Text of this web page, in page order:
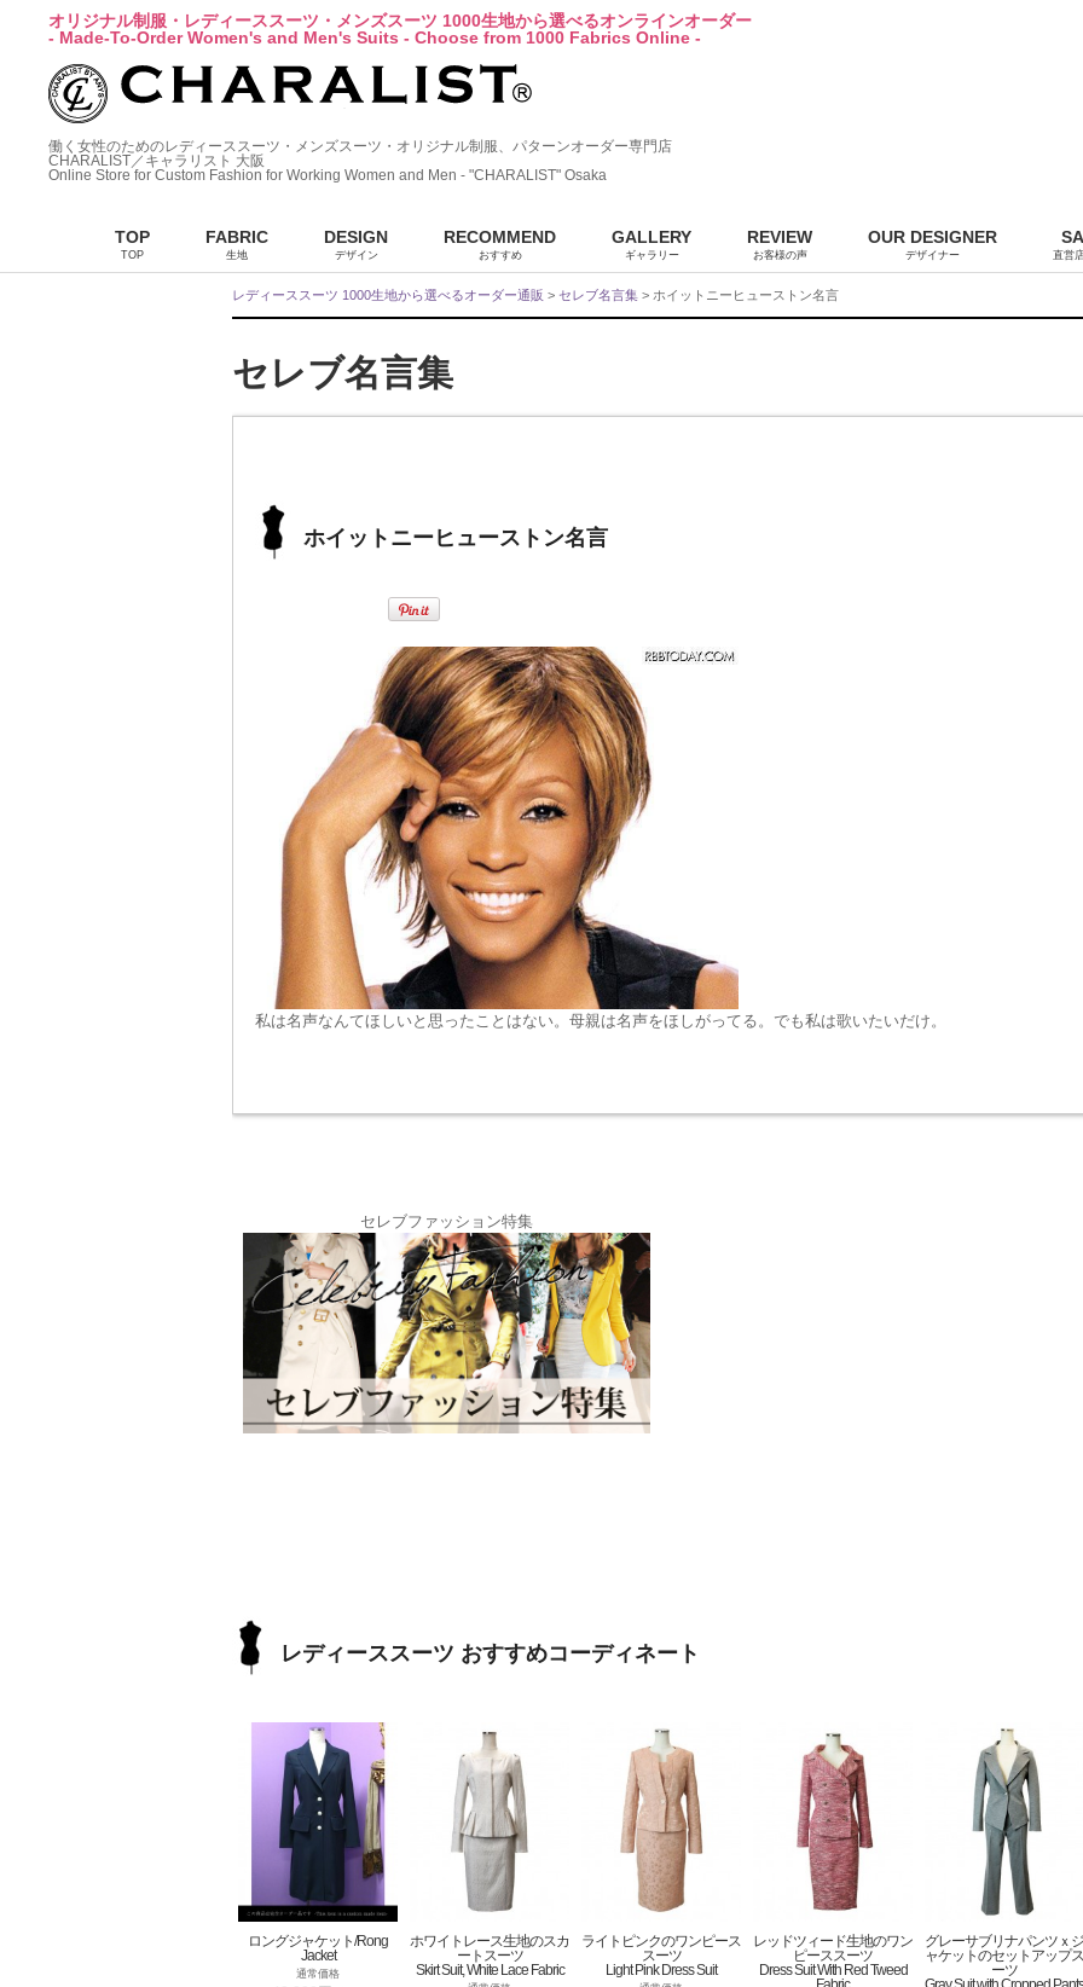
オリジナル制服・レディーススーツ・メンズスーツ 1000生地から選べるオンラインオーダー
- Made-To-Order Women's and Men's Suits - Choose from 1000 Fabrics Online -
働く女性のためのレディーススーツ・メンズスーツ・オリジナル制服、パターンオーダー専門店
CHARALIST／キャラリスト 大阪
Online Store for Custom Fashion for Working Women and Men - "CHARALIST" Osaka
TOP
TOP
FABRIC
生地
DESIGN
デザイン
RECOMMEND
おすすめ
GALLERY
ギャラリー
REVIEW
お客様の声
OUR DESIGNER
デザイナー 直営
レディーススーツ 1000生地から選べるオーダー通販 > セレブ名言集 > ホイットニーヒューストン名言
セレブ名言集
ホイットニーヒューストン名言
私は名声なんてほしいと思ったことはない。母親は名声をほしがってる。でも私は歌いたいだけ。
セレブファッション特集
レディーススーツ おすすめコーディネート
ロングジャケット/Rong
Jacket
通常価格
ホワイトレース生地のスカ
ートスーツ
Skirt Suit, White Lace Fabric
ライトピンクのワンピース
スーツ
Light Pink Dress Suit
レッドツィード生地のワン
ピーススーツ
Dress Suit With Red Tweed
グレーサブリナパンツｘジ
ャケットのセットアップス
ーツ